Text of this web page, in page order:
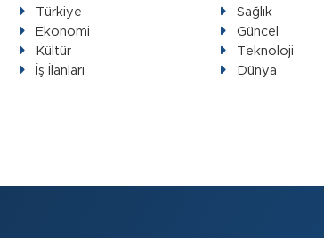
Türkiye
Sağlık
Ekonomi
Güncel
Kültür
Teknoloji
İş İlanları
Dünya